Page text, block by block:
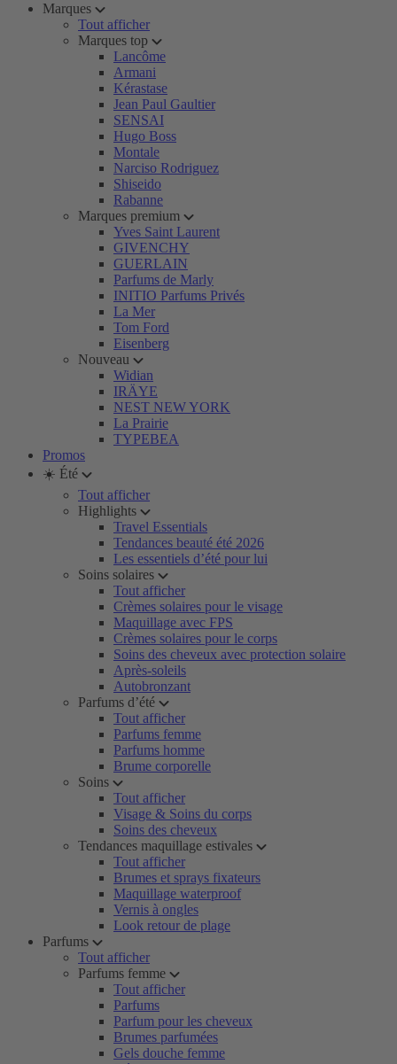
Marques
Tout afficher
Marques top
Lancôme
Armani
Kérastase
Jean Paul Gaultier
SENSAI
Hugo Boss
Montale
Narciso Rodriguez
Shiseido
Rabanne
Marques premium
Yves Saint Laurent
GIVENCHY
GUERLAIN
Parfums de Marly
INITIO Parfums Privés
La Mer
Tom Ford
Eisenberg
Nouveau
Widian
IRÄYE
NEST NEW YORK
La Prairie
TYPEBEA
Promos
☀️ Été
Tout afficher
Highlights
Travel Essentials
Tendances beauté été 2026
Les essentiels d’été pour lui
Soins solaires
Tout afficher
Crèmes solaires pour le visage
Maquillage avec FPS
Crèmes solaires pour le corps
Soins des cheveux avec protection solaire
Après-soleils
Autobronzant
Parfums d’été
Tout afficher
Parfums femme
Parfums homme
Brume corporelle
Soins
Tout afficher
Visage & Soins du corps
Soins des cheveux
Tendances maquillage estivales
Tout afficher
Brumes et sprays fixateurs
Maquillage waterproof
Vernis à ongles
Look retour de plage
Parfums
Tout afficher
Parfums femme
Tout afficher
Parfums
Parfum pour les cheveux
Brumes parfumées
Gels douche femme